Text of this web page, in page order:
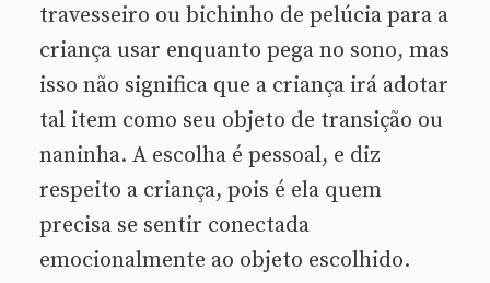
travesseiro ou bichinho de pelúcia para a
criança usar enquanto pega no sono, mas
isso não significa que a criança irá adotar
tal item como seu objeto de transição ou
naninha. A escolha é pessoal, e diz
respeito a criança, pois é ela quem
precisa se sentir conectada
emocionalmente ao objeto escolhido.